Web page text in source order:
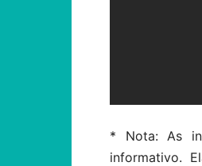
* Nota: As
informativo.